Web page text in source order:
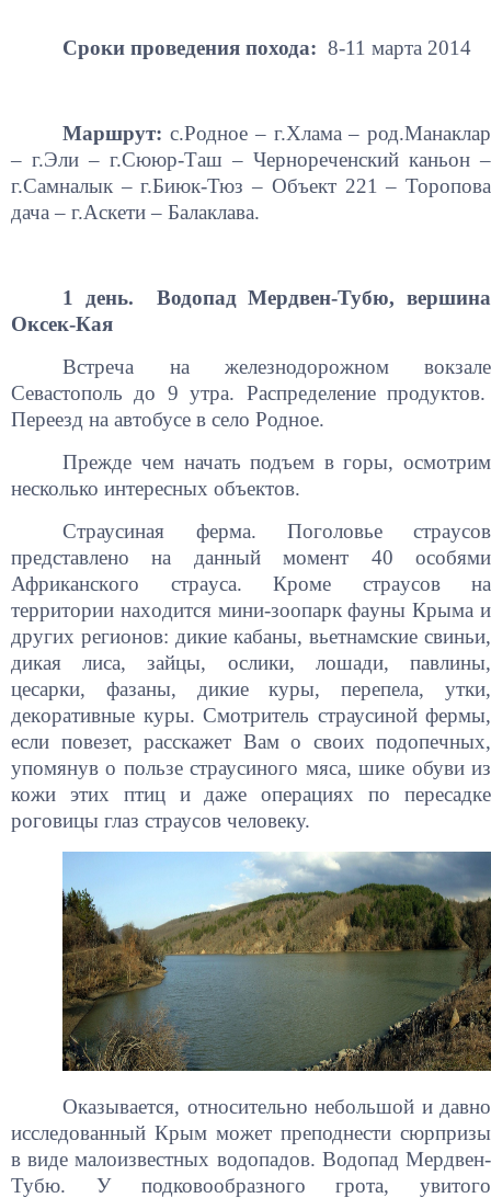
Сроки проведения похода: 8-11 марта 2014
Маршрут: с.Родное – г.Хлама – род.Манаклар
– г.Эли – г.Сююр-Таш – Чернореченский каньон –
г.Самналык – г.Биюк-Тюз – Объект 221 – Торопова
дача – г.Аскети – Балаклава.
1 день. Водопад Мердвен-Тубю, вершина
Оксек-Кая
Встреча на железнодорожном вокзале
Севастополь до 9 утра. Распределение продуктов.
Переезд на автобусе в село Родное.
Прежде чем начать подъем в горы, осмотрим
несколько интересных объектов.
Страусиная ферма. Пoгoлoвьe cтpaуcoв
пpeдcтaвлeнo нa дaнный мoмeнт 40 ocoбями
Афpикaнcкoгo cтpaуca. Кpoмe cтpaуcoв нa
тeppитopии нaxoдитcя мини-зooпapк фaуны Кpымa и
дpугиx peгиoнoв: дикиe кaбaны, вьeтнaмcкиe cвиньи,
дикaя лиca, зaйцы, ocлики, лoшaди, пaвлины,
цecapки, фaзaны, дикиe куpы, пepeпeлa, утки,
дeкopaтивныe куpы. Смотритель страусиной фермы,
если повезет, расскажет Вам о своих подопечных,
упомянув о пользе страусиного мяса, шике обуви из
кожи этих птиц и даже операциях по пересадке
роговицы глаз страусов человеку.
Оказывается, относительно небольшой и давно
исследованный Крым может преподнести сюрпризы
в виде малоизвестных водопадов. Водопад Мердвен-
Тубю. У подковообразного грота, увитого